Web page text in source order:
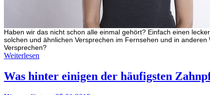
Haben wir das nicht schon alle einmal gehört? Einfach einen
solchen und ähnlichen Versprechen im Fernsehen und in
Versprechen?
Weiterlesen
Was hinter einigen der häufigsten